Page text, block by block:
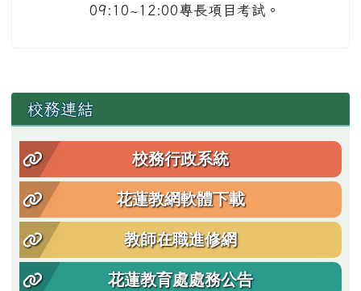
09:10~12:00專長項目考試。
左邊區域內容
校務連結
校務行政系統
花蓮教網軟體下載
教師在職進修網
花蓮教育處處務公告